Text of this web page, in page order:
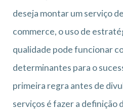
deseja montar um serviço
commerce, o uso de
qualidade pode funcionar
determinantes para o
primeira regra antes de
serviços é fazer a definição